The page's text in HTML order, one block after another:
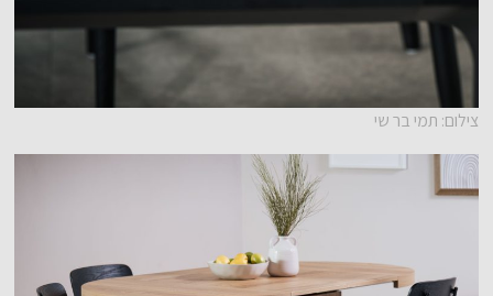
צילום: תמי בר שי